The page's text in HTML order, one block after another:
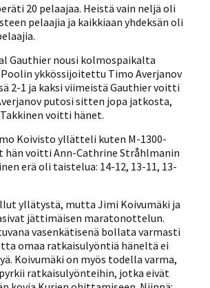
20 pelaajaa. Heistä vain neljä oli
pelaajia ja kaikkiaan yhdeksän oli
Gauthier nousi kolmospaikalta
ykkössijoitettu Timo Averjanov
2-1 ja kaksi viimeistä Gauthier voitti
putosi sitten jopa jatkosta,
voitti hänet.
Koivisto yllätteli kuten M-1300-
hän voitti Ann-Cathrine Stråhlmanin
erä oli taistelua: 14-12, 13-11, 13-
yllätystä, mutta Jimi Koivumäki ja
jättimäisen maratonottelun.
vasenkätisenä bollata varmasti
omaa ratkaisulyöntiä häneltä ei
Koivumäki on myös todella varma,
ratkaisulyönteihin, jotka eivät